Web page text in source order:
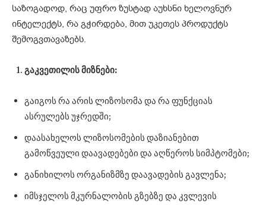
საზოგადოდ, რაც უფრო ზუსტად აუხსნი ხელოვნურ
ინტელექტს, რა გჭირდება, მით უკეთეს პროდუქტს
შემოგვთავაზებს.
გაკვეთილის მიზნები:
გაიგოს რა არის ლიზოსომა და რა ფუნქციას
ასრულებს უჯრედში;
დაასახელოს ლიზოსომების დაზიანებით
გამოწვეული დაავადებები და აღწეროს სიმპტომები;
განიხილოს ორგანიზმზე დაავადების გავლენა;
იმსჯელოს მკურნალობის გზებზე და კვლევის